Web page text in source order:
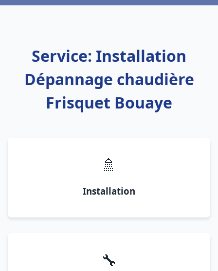
Service: Installation
Dépannage chaudière
Frisquet Bouaye
🚿
Installation
🔧